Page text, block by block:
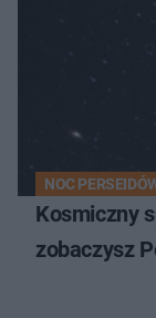
NOC
Kosmiczny
zobaczysz